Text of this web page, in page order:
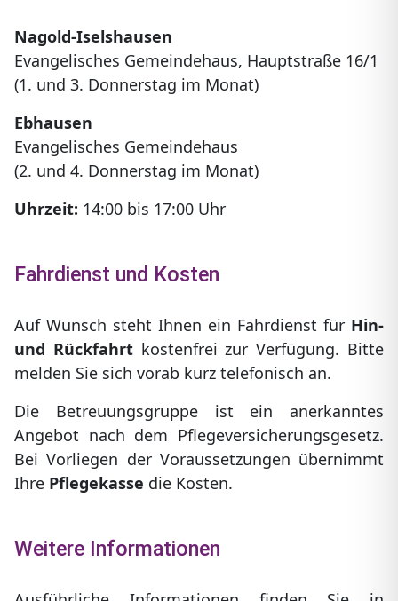
Nagold-Iselshausen
Evangelisches Gemeindehaus, Hauptstraße 16/1
(1. und 3. Donnerstag im Monat)
Ebhausen
Evangelisches Gemeindehaus
(2. und 4. Donnerstag im Monat)
Uhrzeit: 14:00 bis 17:00 Uhr
Fahrdienst und Kosten
Auf Wunsch steht Ihnen ein Fahrdienst für Hin-
und Rückfahrtkostenfrei zur Verfügung. Bitte
melden Sie sich vorab kurz telefonisch an.
Die Betreuungsgruppe ist ein anerkanntes
Angebot nach dem Pflegeversicherungsgesetz.
Bei Vorliegen der Voraussetzungen übernimmt
Ihre Pflegekasse die Kosten.
Weitere Informationen